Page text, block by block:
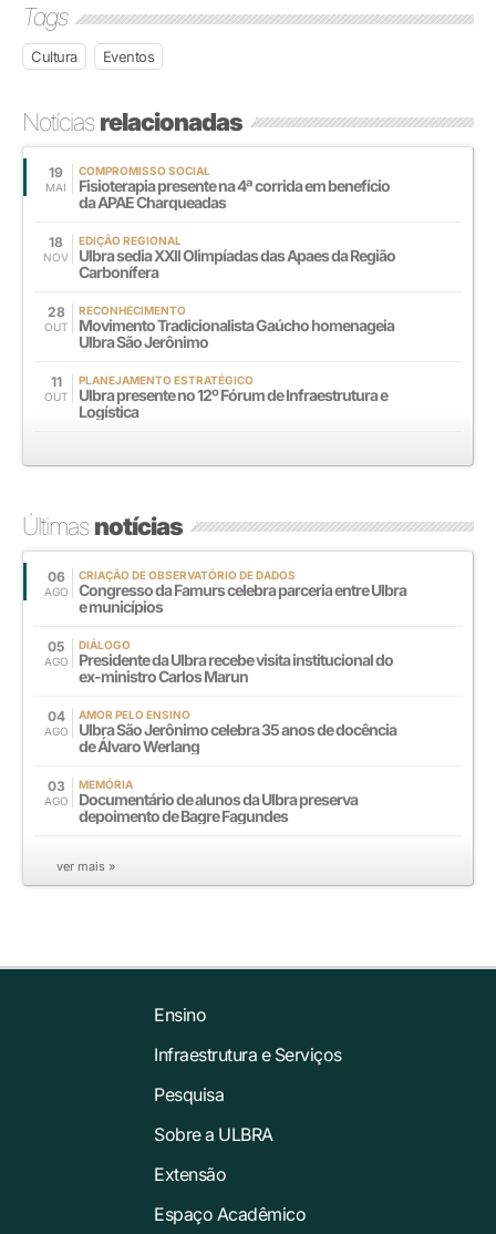
Tags
Cultura Eventos
Notíciasrelacionadas
19
MAI
COMPROMISSO SOCIAL
Fisioterapia presente na 4ª corrida em benefício
da APAE Charqueadas
18
NOV
EDIÇÃO REGIONAL
Ulbra sedia XXll Olimpíadas das Apaes da Região
Carbonífera
28
OUT
RECONHECIMENTO
Movimento Tradicionalista Gaúcho homenageia
Ulbra São Jerônimo
11
OUT
PLANEJAMENTO ESTRATÉGICO
Ulbra presente no 12º Fórum de Infraestrutura e
Logística
Últimasnotícias
06
AGO
CRIAÇÃO DE OBSERVATÓRIO DE DADOS
Congresso da Famurs celebra parceria entre Ulbra
e municípios
05
AGO
DIÁLOGO
Presidente da Ulbra recebe visita institucional do
ex-ministro Carlos Marun
04
AGO
AMOR PELO ENSINO
Ulbra São Jerônimo celebra 35 anos de docência
de Álvaro Werlang
03
AGO
MEMÓRIA
Documentário de alunos da Ulbra preserva
depoimento de Bagre Fagundes
ver mais »
Ensino
Infraestrutura e Serviços
Pesquisa
Sobre a ULBRA
Extensão
Espaço Acadêmico